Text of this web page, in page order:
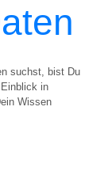
suchst, bist Du
in
Wissen